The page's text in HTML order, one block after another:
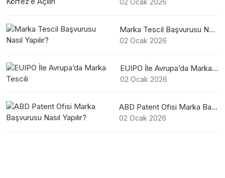
Marka Tescil Başvurusu Nasıl Yapılır?
02 Ocak 2026
EUIPO İle Avrupa’da Marka Tescili
02 Ocak 2026
ABD Patent Ofisi Marka Başvurusu Nasıl Yapılır?
02 Ocak 2026